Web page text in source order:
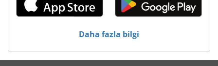
Ticari Et Kıyma Makinesi
Daha fazla bilgi